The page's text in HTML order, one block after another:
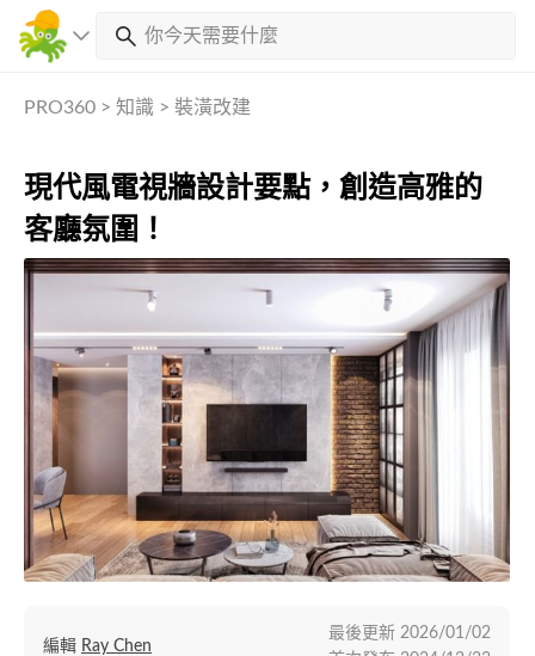
PRO360 > 知識 > 裝潢改建
現代風電視牆設計要點，創造高雅的
客廳氛圍！
編輯 Ray Chen
最後更新 2026/01/02